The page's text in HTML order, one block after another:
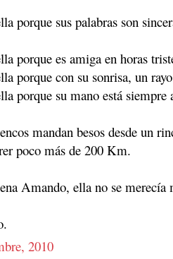
porque sus palabras son
porque es amiga en horas
porque con su sonrisa, un
porque su mano está siempre
mandan besos desde un
poco más de 200 Km.
Amando, ella no se merecía
2010